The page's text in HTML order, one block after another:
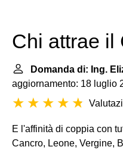
Chi attrae il
Domanda di: Ing.
aggiornamento: 18 luglio
E l'affinità di coppia con
Cancro, Leone, Vergine,